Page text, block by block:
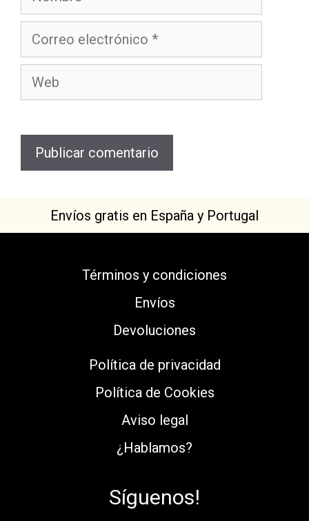
Envíos gratis en España y Portugal
Términos y condiciones
Envíos
Devoluciones
Política de privacidad
Política de Cookies
Aviso legal
¿Hablamos?
Síguenos!